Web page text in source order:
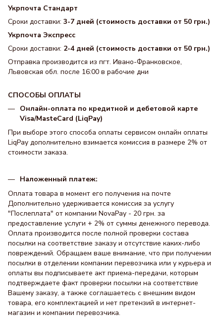
Укрпочта Стандарт
Сроки доставки: 3-7 дней (стоимость доставки от 50 грн.)
Укрпочта Экспресс
Сроки доставки: 2-4 дней (стоимость доставки от 50 грн.)
Отправка производится из пгт. Ивано-Франковское,
Львовская обл. после 16:00 в рабочие дни
СПОСОБЫ ОПЛАТЫ
Онлайн-оплата по кредитной и дебетовой карте
Visa/MasteCard (LiqPay)
При выборе этого способа оплаты сервисом онлайн оплаты
LiqPay дополнительно взимается комиссия в размере 2% от
стоимости заказа.
Наложенный платеж:
Оплата товара в момент его получения на почте
Дополнительно удерживается комиссия за услугу
"Послеплата" от компании NovaPay - 20 грн. за
предоставление услуги + 2% от суммы денежного перевода.
Оплата производится после полной проверки состава
посылки на соответствие заказу и отсутствие каких-либо
повреждений. Обращаем ваше внимание, что при получении
посылки в отделении компании перевозчика или у курьера и
оплаты вы подписываете акт приема-передачи, которым
подтверждаете факт проверки посылки на соответствие
Вашему заказу, а также соглашаетесь с внешним видом
товара, его комплектацией и нет претензий в интернет-
магазин и компании перевозчика.